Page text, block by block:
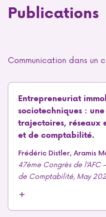
Publications
Communication dans un
Entrepreneuriat
sociotechniques :
trajectoires, réseaux
et de comptabilité.
Frédéric Distler, Aramis
47ème Congrès de l’AFC
de Comptabilité, May